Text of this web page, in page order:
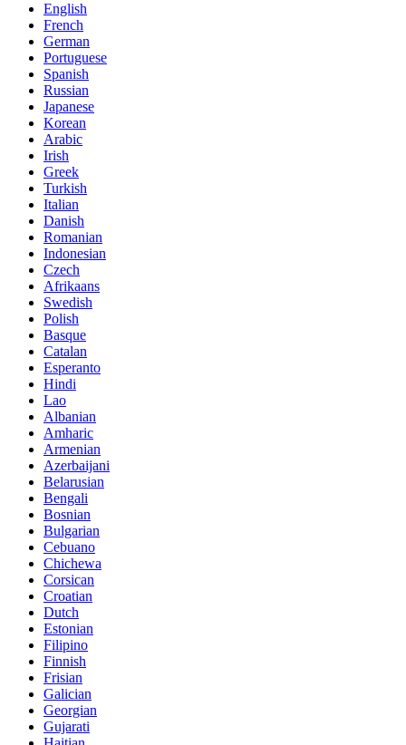
English
French
German
Portuguese
Spanish
Russian
Japanese
Korean
Arabic
Irish
Greek
Turkish
Italian
Danish
Romanian
Indonesian
Czech
Afrikaans
Swedish
Polish
Basque
Catalan
Esperanto
Hindi
Lao
Albanian
Amharic
Armenian
Azerbaijani
Belarusian
Bengali
Bosnian
Bulgarian
Cebuano
Chichewa
Corsican
Croatian
Dutch
Estonian
Filipino
Finnish
Frisian
Galician
Georgian
Gujarati